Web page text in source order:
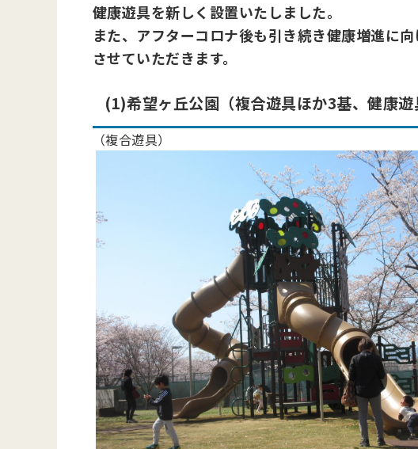
健康遊具を新しく設置いたしました。
また、アフターコロナ後も引き続き健康増進に
させていただきます。
(1)希望ヶ丘公園（複合遊具ほか3基、健康遊
（複合遊具）